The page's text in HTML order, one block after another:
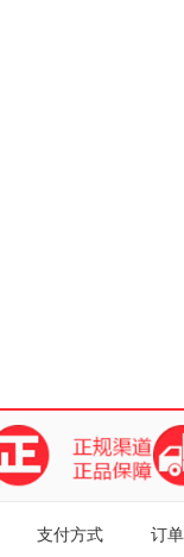
支付方式 订